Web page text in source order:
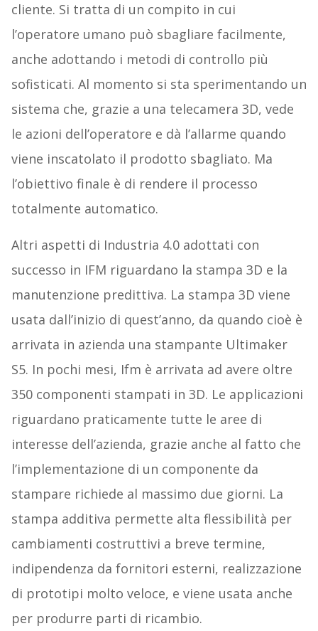
cliente. Si tratta di un compito in cui
l’operatore umano può sbagliare facilmente,
anche adottando i metodi di controllo più
sofisticati. Al momento si sta sperimentando un
sistema che, grazie a una telecamera 3D, vede
le azioni dell’operatore e dà l’allarme quando
viene inscatolato il prodotto sbagliato. Ma
l’obiettivo finale è di rendere il processo
totalmente automatico.
Altri aspetti di Industria 4.0 adottati con
successo in IFM riguardano la stampa 3D e la
manutenzione predittiva. La stampa 3D viene
usata dall’inizio di quest’anno, da quando cioè è
arrivata in azienda una stampante Ultimaker
S5. In pochi mesi, Ifm è arrivata ad avere oltre
350 componenti stampati in 3D. Le applicazioni
riguardano praticamente tutte le aree di
interesse dell’azienda, grazie anche al fatto che
l’implementazione di un componente da
stampare richiede al massimo due giorni. La
stampa additiva permette alta flessibilità per
cambiamenti costruttivi a breve termine,
indipendenza da fornitori esterni, realizzazione
di prototipi molto veloce, e viene usata anche
per produrre parti di ricambio.